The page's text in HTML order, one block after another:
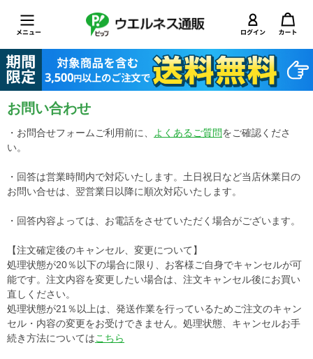
お問い合わせ
・お問合せフォームご利用前に、 よくあるご質問をご確認くださ
い。
・回答は営業時間内で対応いたします。土日祝日など当店休業日の
お問い合せは、翌営業日以降に順次対応いたします。
・回答内容よっては、お電話をさせていただく場合がございます。
【注文確定後のキャンセル、変更について】
処理状態が20％以下の場合に限り、お客様ご自身でキャンセルが可
能です。注文内容を変更したい場合は、注文キャンセル後にお買い
直しください。
処理状態が21％以上は、発送作業を行っているためご注文のキャン
セル・内容の変更をお受けできません。処理状態、キャンセルお手
続き方法についてはこちら